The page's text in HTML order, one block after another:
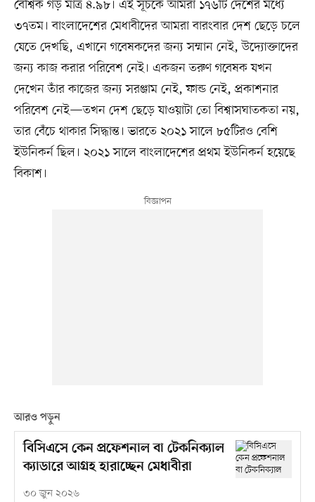
বৈশ্বিক গড় মাত্র ৪.৯৮। এই সূচকে আমরা ১৭৬টি দেশের মধ্যে
৩৭তম। বাংলাদেশের মেধাবীদের আমরা বারংবার দেশ ছেড়ে চলে
যেতে দেখছি, এখানে গবেষকদের জন্য সম্মান নেই, উদ্যোক্তাদের
জন্য কাজ করার পরিবেশ নেই। একজন তরুণ গবেষক যখন
দেখেন তাঁর কাজের জন্য সরঞ্জাম নেই, ফান্ড নেই, প্রকাশনার
পরিবেশ নেই—তখন দেশ ছেড়ে যাওয়াটা তো বিশ্বাসঘাতকতা নয়,
তার বেঁচে থাকার সিদ্ধান্ত। ভারতে ২০২১ সালে ৮৫টিরও বেশি
ইউনিকর্ন ছিল। ২০২১ সালে বাংলাদেশের প্রথম ইউনিকর্ন হয়েছে
বিকাশ।
আরও পড়ুন
বিসিএসে কেন প্রফেশনাল বা টেকনিক্যাল
ক্যাডারে আগ্রহ হারাচ্ছেন মেধাবীরা
৩০ জুন ২০২৬